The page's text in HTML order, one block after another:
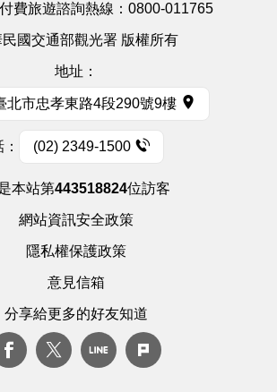
費旅遊諮詢熱線： 0800-011765
國交通部觀光署 版權所有
地址：
北市忠孝東路4段290號9樓
(02) 2349-1500
本站第443518824位訪客
網站資訊安全政策
隱私權保護政策
意見信箱
分享給更多的好友知道